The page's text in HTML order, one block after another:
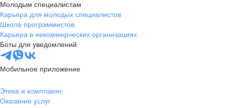
Молодым специалистам
Карьера для молодых специалистов
Школа программистов
Карьера в некоммерческих организациях
Боты для уведомлений
Мобильное приложение
Этика и комплаенс
Оказание услуг